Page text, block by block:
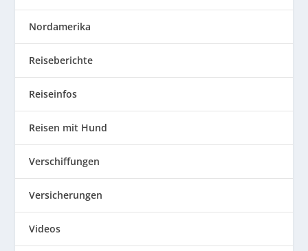
Nordamerika
Reiseberichte
Reiseinfos
Reisen mit Hund
Verschiffungen
Versicherungen
Videos